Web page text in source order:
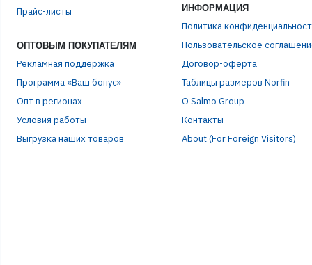
Прайс-листы
ОПТОВЫМ ПОКУПАТЕЛЯМ
Рекламная поддержка
Программа «Ваш бонус»
Опт в регионах
Условия работы
Выгрузка наших товаров
ИНФОРМАЦИЯ
Политика
Пользовательское
Договор-оферта
Таблицы размеров Norfin
О Salmo Group
Контакты
About (For Foreign Visitors)